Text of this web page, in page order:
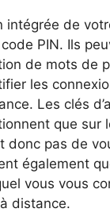
intégrée de
PIN. Ils
de mots de
les
Les clés
que sur
donc pas de
également
vous vous
distance.